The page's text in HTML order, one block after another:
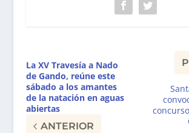
La XV Travesía a Nado
de Gando, reúne este
sábado a los amantes
de la natación en aguas
abiertas
ANTERIOR